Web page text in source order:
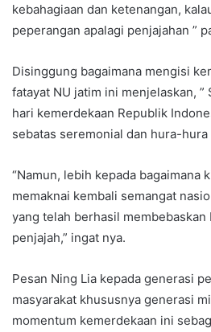
kebahagiaan dan ketenangan,
peperangan apalagi penjajahan ”
Disinggung bagaimana mengisi
fatayat NU jatim ini menjelaskan,
hari kemerdekaan Republik
sebatas seremonial dan hura-hura
“Namun, lebih kepada bagaimana
memaknai kembali semangat
yang telah berhasil
penjajah,” ingat nya.
Pesan Ning Lia kepada generasi
masyarakat khususnya generasi
momentum kemerdekaan ini